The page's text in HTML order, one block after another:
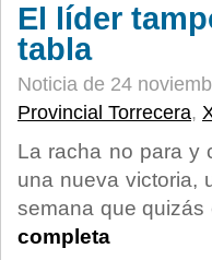
El líder
tabla
Noticia de 24
Provincial Torrecera,
La racha no para y
una nueva victoria,
semana que
completa